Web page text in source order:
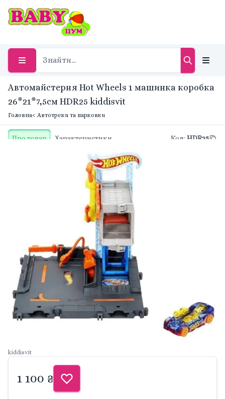
Автомайстерня Hot Wheels 1 машинка коробка
26*21*7,5см HDR25 kiddisvit
Головна< Автотреки та парковки
Про товар Характеристики Код: HDR25
kiddisvit
1 100 ₴